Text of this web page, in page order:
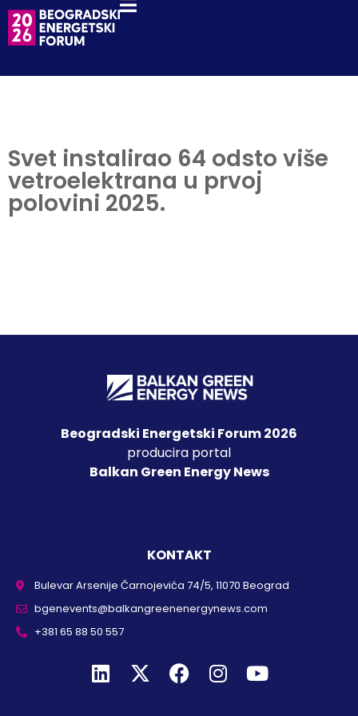
Svet instalirao 64 odsto više
vetroelektrana u prvoj
polovini 2025.
Beogradski Energetski Forum 2026
producira portal
Balkan Green Energy News
KONTAKT
Bulevar Arsenije Čarnojevića 74/5, 11070 Beograd
bgenevents@balkangreenenergynews.com
+381 65 88 50 557